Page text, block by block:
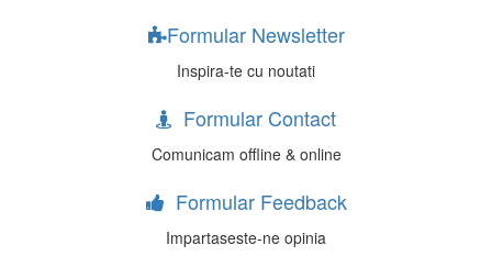
Formular Newsletter
Inspira-te cu noutati
Formular Contact
Comunicam offline & online
Formular Feedback
Impartaseste-ne opinia